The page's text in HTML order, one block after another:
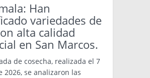
Han
variedades de
alta calidad
en San Marcos.
de cosecha, realizada el 7
2026, se analizaron las